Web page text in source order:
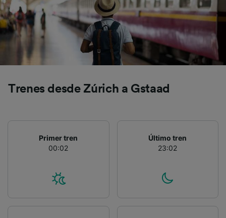
Trenes desde Zúrich a Gstaad
Primer tren
00:02
Último tren
23:02
precisa. Analizar activamente las
características del dispositivo para su
identificación. Almacenar la información en un
dispositivo y/o acceder a ella. Publicidad y
contenido personalizados, medición de
publicidad y contenido, investigación de
audiencia y desarrollo de servicios.
Lista de asociados (proveedores)